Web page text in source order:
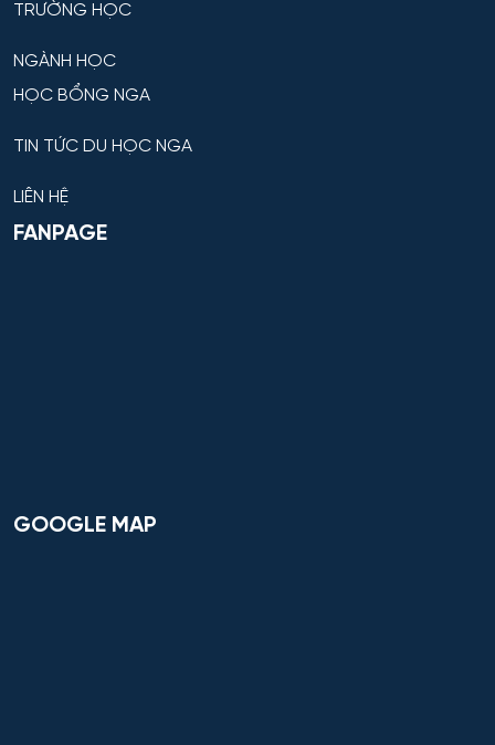
TRƯỜNG HỌC
NGÀNH HỌC
HỌC BỔNG NGA
TIN TỨC DU HỌC NGA
LIÊN HỆ
FANPAGE
GOOGLE MAP